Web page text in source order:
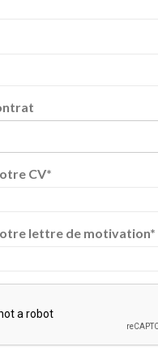
CV
lettre de motivation